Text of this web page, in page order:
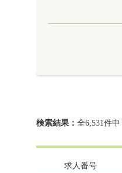
検索結果： 全6,531件
求人番号